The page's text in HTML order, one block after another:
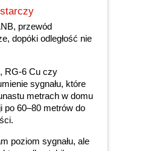
przewód
dopóki odległość nie
RG-6 Cu czy
sygnału, które
metrach w domu
po 60–80 metrów do
poziom sygnału, ale